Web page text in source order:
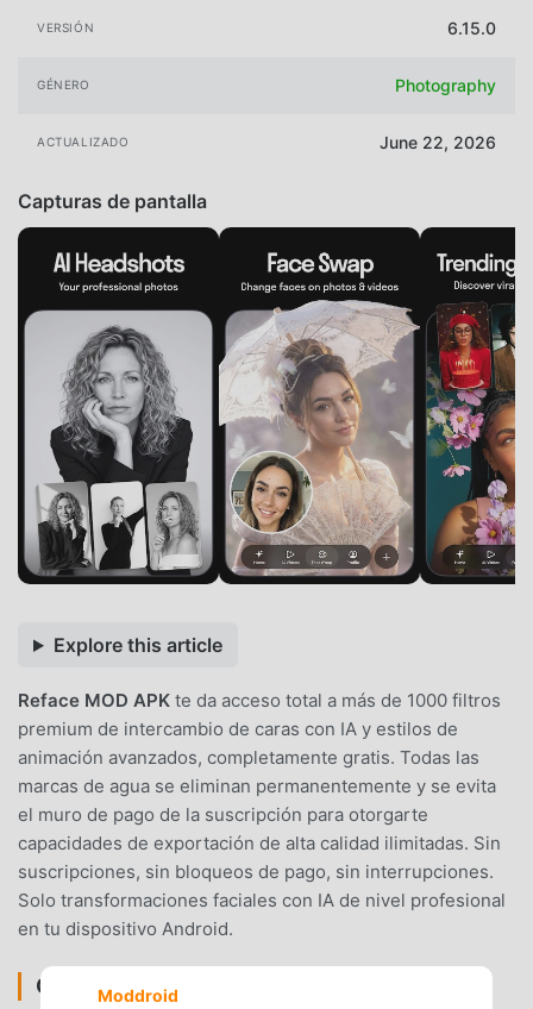
VERSIÓN 6.15.0
GÉNERO Photography
ACTUALIZADO June 22, 2026
Capturas de pantalla
Explore this article
Reface MOD APK te da acceso total a más de 1000 filtros
premium de intercambio de caras con IA y estilos de
animación avanzados, completamente gratis. Todas las
marcas de agua se eliminan permanentemente y se evita
el muro de pago de la suscripción para otorgarte
capacidades de exportación de alta calidad ilimitadas. Sin
suscripciones, sin bloqueos de pago, sin interrupciones.
Solo transformaciones faciales con IA de nivel profesional
en tu dispositivo Android.
CARACTERÍSTICAS DEL MOD
Moddroid